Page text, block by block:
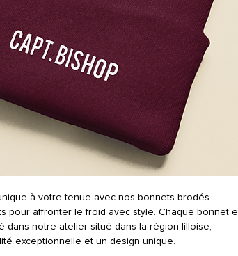
à votre tenue avec nos bonnets brodés
pour affronter le froid avec style. Chaque bonnet
dans notre atelier situé dans la région lilloise,
exceptionnelle et un design unique.